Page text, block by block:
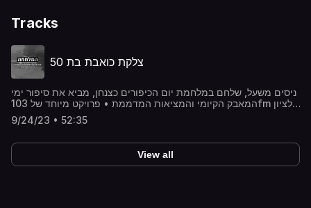
Tracks
צלקת כואבת בת 50
ניסים משעל, שלחם במלחמת יום הכיפורים כצנחן, מביא את סיפור ימי
המאבק הקיומי והמציאות המדממת • פרויקט מיוחד של 103fm לציון
יובל למלחמה
9/24/23 • 52:35
View all